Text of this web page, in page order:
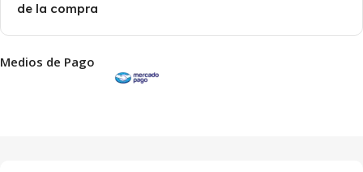
de la compra
Medios de Pago